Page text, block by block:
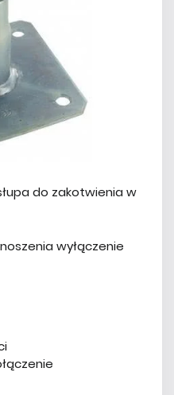
do zakotwienia w
wyłączenie